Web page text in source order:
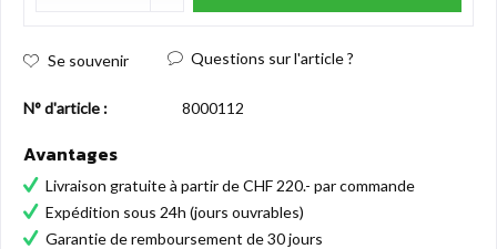
Se souvenir Questions sur l'article ?
N° d'article : 8000112
Avantages
Livraison gratuite à partir de CHF 220.- par commande
Expédition sous 24h (jours ouvrables)
Garantie de remboursement de 30 jours